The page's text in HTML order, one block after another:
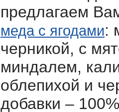
предлагаем
меда с ягодами:
черникой, с
миндалем,
облепихой и
добавки –